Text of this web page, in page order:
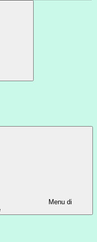
Menu di